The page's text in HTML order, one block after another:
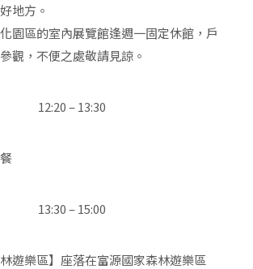
地方。
園區的室內展覽館逢週一固定休館，戶
觀，不便之處敬請見諒。
12:20 – 13:30
13:30 – 15:00
林遊樂區】座落在富源國家森林遊樂區